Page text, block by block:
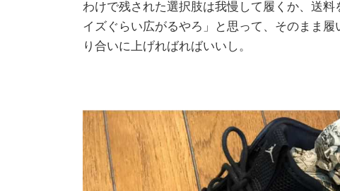
わけで残された選択肢は我慢して履くか、送
イズぐらい広がるやろ」と思って、そのまま
り合いに上げればればいいし。